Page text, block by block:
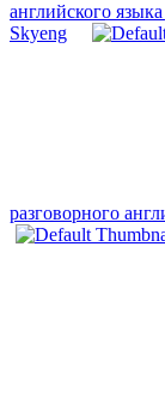
английского
Skyeng
разговорного